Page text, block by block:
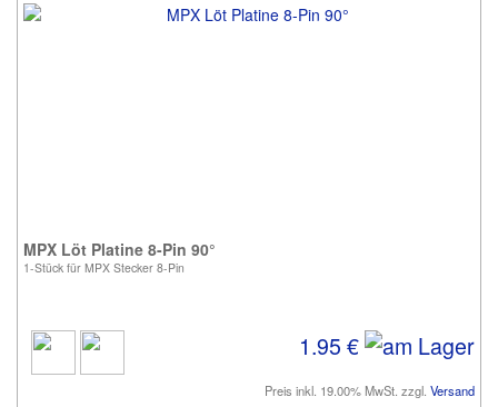
MPX Löt Platine 8-Pin 90°
1-Stück für MPX Stecker 8-Pin
1.95 €
Preis inkl. 19.00% MwSt. zzgl. Versand